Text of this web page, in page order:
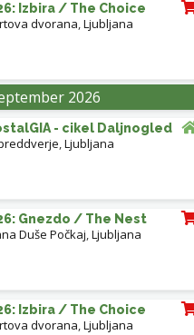
Izbira / The Choice
dvorana,Ljubljana
2026
- cikel Daljnogled
,Ljubljana
Gnezdo / The Nest
Duše Počkaj,Ljubljana
Izbira / The Choice
dvorana,Ljubljana